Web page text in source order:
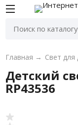
Главная → Свет для
Детский
RP43536